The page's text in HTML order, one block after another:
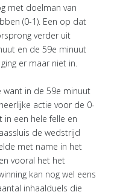
met doelman van
(0-1). Een op dat
verder uit
en de 59e minuut
er maar niet in.
want in de 59e minuut
actie voor de 0-
een hele felle en
de wedstrijd
met name in het
vooral het het
kan nog wel eens
inhaalduels die